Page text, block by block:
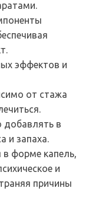
эффектов и
от стажа
в
и запаха.
в форме капель,
и
причины